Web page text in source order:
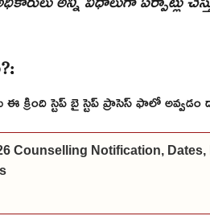
ఈ క్రింది స్టెప్ బై స్టెప్ ప్రాసెస్ ఫాలో
Counselling Notification,